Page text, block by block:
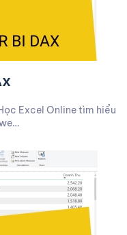
Excel Online tìm hiểu